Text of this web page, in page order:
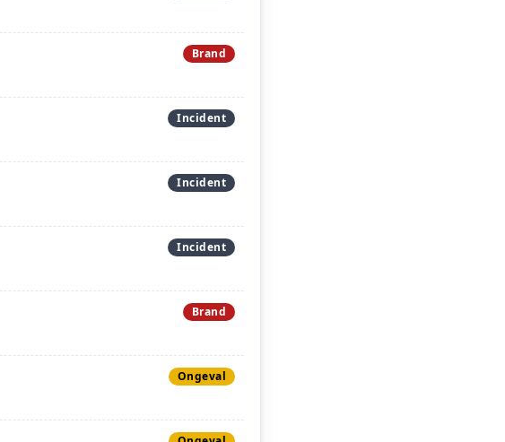
Brand
Incident
Incident
Incident
Brand
Ongeval